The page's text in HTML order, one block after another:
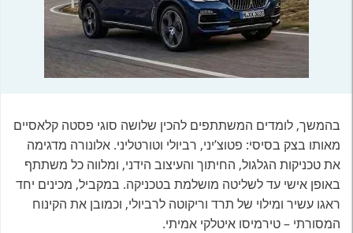
בהמשך, לומדים המשתתפים להכין שלושה סוגי פסטה קלאסיים
מאותו בצק בסיסי: פטוצ’יני, רביולי וטורטליני. אלונורה מדגימה
את טכניקות הגלגול, החיתוך והעיצוב הידני, ומלווה כל משתתף
באופן אישי עד לשליטה מושלמת בטכניקה. במקביל, מכינים יחד
ראגו עשיר ומילוי של תרד וריקוטה לרביולי, וכמובן את הקינוח
המסורתי – טירמיסו איטלקי אמיתי.